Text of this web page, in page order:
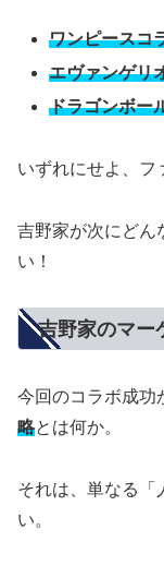
ワンピースコ
エヴァンゲリ
ドラゴンボー
いずれにせよ、フ
吉野家が次にどん
い！
吉野家のマー
今回のコラボ成功
略とは何か。
それは、単なる「
い。